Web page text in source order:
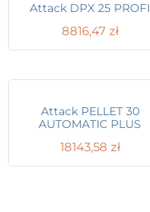
Attack DPX 25 PROFI
8816,47 zł
Attack PELLET 30
AUTOMATIC PLUS
18143,58 zł